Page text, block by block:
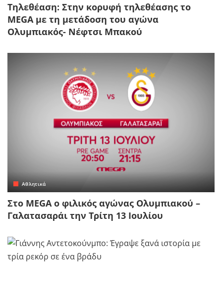
Τηλεθέαση: Στην κορυφή τηλεθέασης το
MEGA με τη μετάδοση του αγώνα
Ολυμπιακός- Νέφτσι Μπακού
Αθλητικά
Στο MEGA ο φιλικός αγώνας Ολυμπιακού –
Γαλατασαράι την Τρίτη 13 Ιουλίου